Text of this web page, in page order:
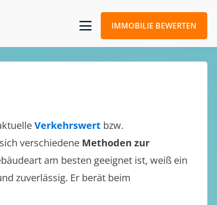
IMMOBILIE BEWERTEN
Verkehrswert bzw.
verschiedene Methoden zur
am besten geeignet ist, weiß ein
zuverlässig. Er berät beim